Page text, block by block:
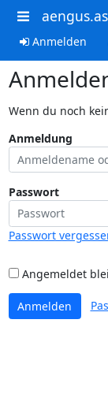
Anmelden
Wenn du noch
Anmeldung
Passwort
Passwort
Angemeldet
Anmelden